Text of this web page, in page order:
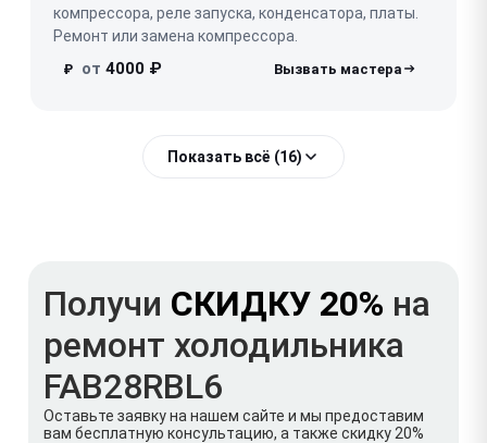
компрессора, реле запуска, конденсатора, платы.
Ремонт или замена компрессора.
₽ от 4000 ₽
Показать всё (16)
Получи СКИДКУ 20% на
ремонт холодильника
FAB28RBL6
Оставьте заявку на нашем сайте и мы предоставим
вам бесплатную консультацию, а также скидку 20%